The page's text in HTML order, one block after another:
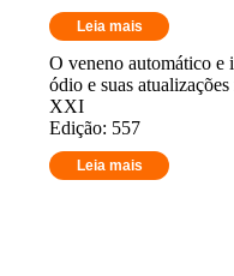
Leia mais
O veneno automático e
ódio e suas
XXI
Edição: 557
Leia mais